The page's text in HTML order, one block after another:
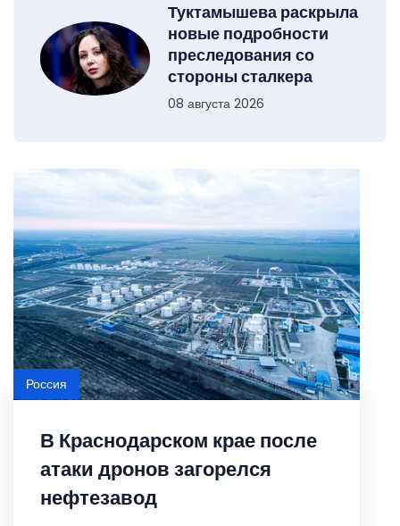
Туктамышева раскрыла
новые подробности
преследования со
стороны сталкера
08 августа 2026
В Краснодарском крае после
атаки дронов загорелся
нефтезавод
Россия